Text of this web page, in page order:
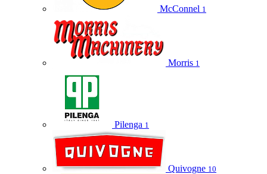
McConnel 1
Morris 1
Pilenga 1
Quivogne 10